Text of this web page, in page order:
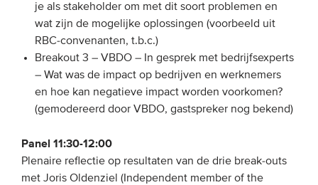
je als stakeholder om met dit soort problemen en
wat zijn de mogelijke oplossingen (voorbeeld uit
RBC-convenanten, t.b.c.)
Breakout 3 – VBDO – In gesprek met bedrijfsexperts
– Wat was de impact op bedrijven en werknemers
en hoe kan negatieve impact worden voorkomen?
(gemodereerd door VBDO, gastspreker nog bekend)
Panel 11:30-12:00
Plenaire reflectie op resultaten van de drie break-outs
met Joris Oldenziel (Independent member of the